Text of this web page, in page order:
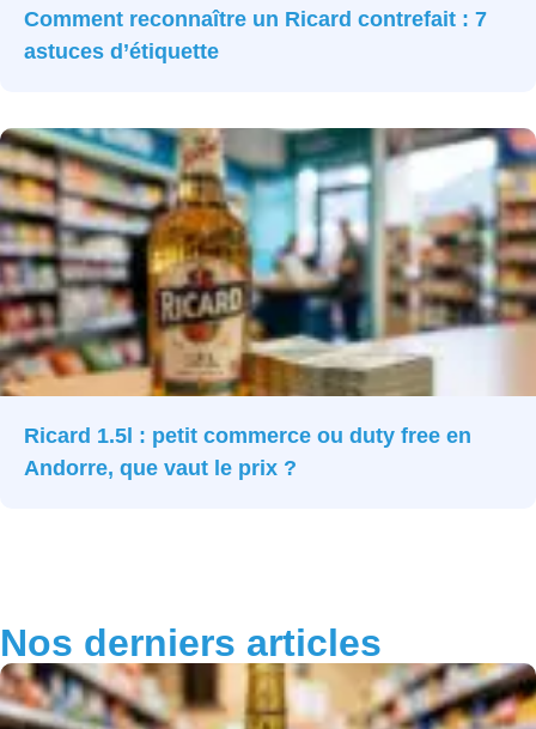
Comment reconnaître un Ricard contrefait : 7
astuces d’étiquette
Ricard 1.5l : petit commerce ou duty free en
Andorre, que vaut le prix ?
Nos derniers articles